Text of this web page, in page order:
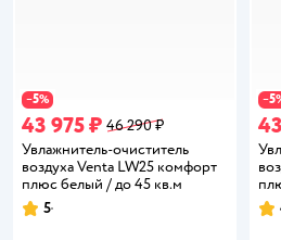
−5%
43 975 ₽ 46 290 ₽
Увлажнитель-очиститель
воздуха Venta LW25 комфорт
плюс белый / до 45 кв.м
Рейтинг:
5
−5